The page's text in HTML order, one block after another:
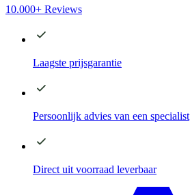
10.000+ Reviews
Laagste prijsgarantie
Persoonlijk advies van een specialist
Direct uit voorraad leverbaar